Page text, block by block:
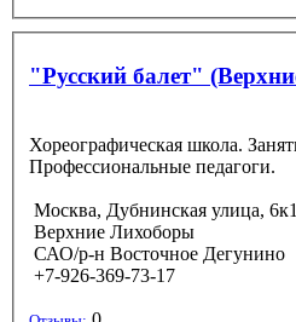
"Русский балет"
Хореографическая школа.
Профессиональные педагоги.
Москва, Дубнинская улица,
Верхние Лихоборы
САО/р-н Восточное Дегунино
+7-926-369-73-17